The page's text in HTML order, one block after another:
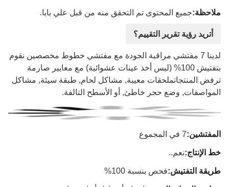
ملاحظة:جميع المحتوى تم التحقق منه من قبل علي بابا.
أتريد رؤية تقرير التقييم؟
لدينا 7 مفتشي مراقبة الجودة مع مفتشي خطوط مخصصين نقوم
بتفتيش 100% (ليس أخذ عينات عشوائية) مع معايير صارمة
ترفض المنتجاتملحقات معيبة, مشاكل لحام, طبقة سيئة, مشاكل
المواصفات, وضع حجر خاطئ, أو الأسطح التالفة.
المفتشين:7 في المجموع
خط الإنتاج:نعم..
طريقة التفتيش:فحص بنسبة 100%